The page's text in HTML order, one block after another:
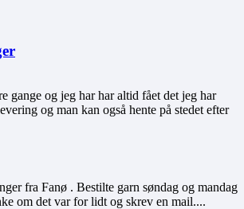
gange og jeg har har altid fået det jeg har
og man kan også hente på stedet efter
fra Fanø . Bestilte garn søndag og mandag
om det var for lidt og skrev en mail....